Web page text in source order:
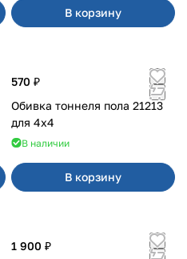
В корзину
570 ₽
Обивка тоннеля пола 21213
для 4x4
В наличии
В корзину
1 900 ₽